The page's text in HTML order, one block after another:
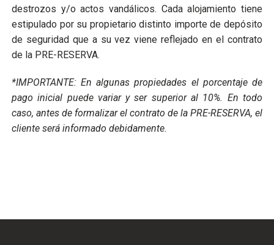
destrozos y/o actos vandálicos. Cada alojamiento tiene
estipulado por su propietario distinto importe de depósito
de seguridad que a su vez viene reflejado en el contrato
de la PRE-RESERVA.
*IMPORTANTE: En algunas propiedades el porcentaje de
pago inicial puede variar y ser superior al 10%. En todo
caso, antes de formalizar el contrato de la PRE-RESERVA, el
cliente será informado debidamente.